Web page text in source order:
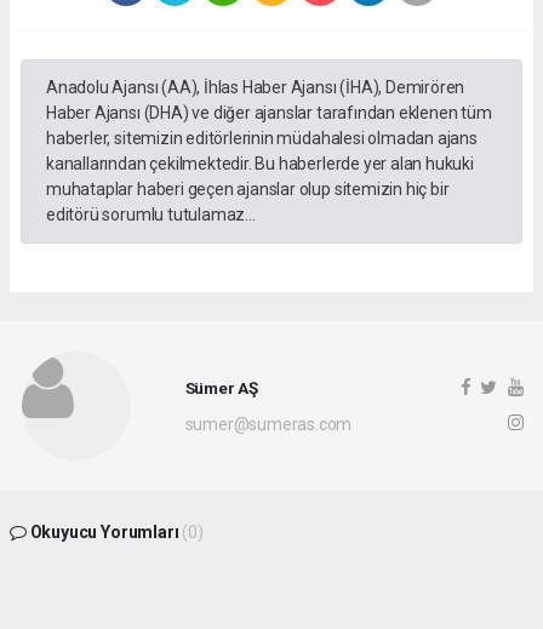
Anadolu Ajansı (AA), İhlas Haber Ajansı (İHA), Demirören
Haber Ajansı (DHA) ve diğer ajanslar tarafından eklenen tüm
haberler, sitemizin editörlerinin müdahalesi olmadan ajans
kanallarından çekilmektedir. Bu haberlerde yer alan hukuki
muhataplar haberi geçen ajanslar olup sitemizin hiç bir
editörü sorumlu tutulamaz...
Sümer AŞ
sumer@sumeras.com
Okuyucu Yorumları (0)